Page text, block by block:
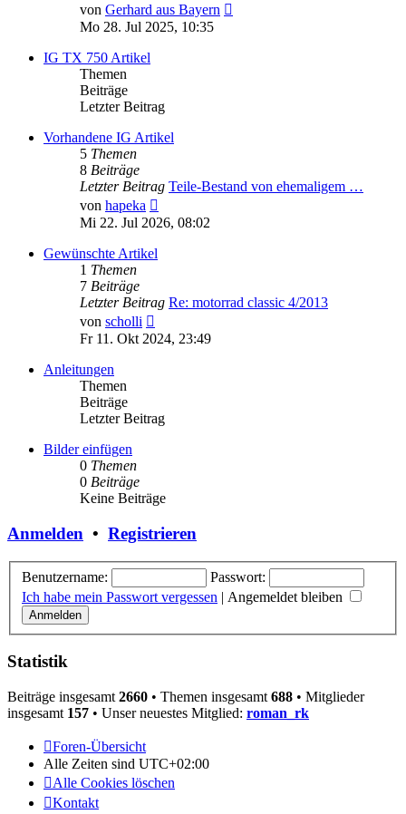
von Gerhard aus Bayern
Mo 28. Jul 2025, 10:35
IG TX 750 Artikel
Themen
Beiträge
Letzter Beitrag
Vorhandene IG Artikel
5 Themen
8 Beiträge
Letzter Beitrag Teile-Bestand von ehemaligem …
von hapeka
Beitrag
Mi 22. Jul 2026, 08:02
Gewünschte Artikel
1 Themen
7 Beiträge
Letzter Beitrag Re: motorrad classic 4/2013
von scholli
Beitrag
Fr 11. Okt 2024, 23:49
Anleitungen
Themen
Beiträge
Letzter Beitrag
Bilder einfügen
0 Themen
0 Beiträge
Keine Beiträge
Anmelden • Registrieren
Benutzername:
Passwort:
Ich habe mein Passwort vergessen | Angemeldet bleiben
Statistik
Beiträge insgesamt 2660 • Themen insgesamt 688 • Mitglieder
insgesamt 157 • Unser neuestes Mitglied: roman_rk
Foren-Übersicht
Alle Zeiten sind UTC+02:00
Alle Cookies löschen
Kontakt